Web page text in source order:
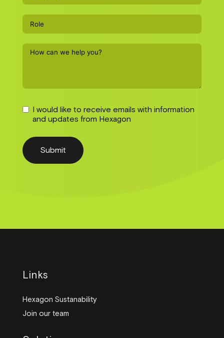
I would like to receive emails with information
and updates from Hexagon
Submit
Links
Hexagon Sustanability
Join our team